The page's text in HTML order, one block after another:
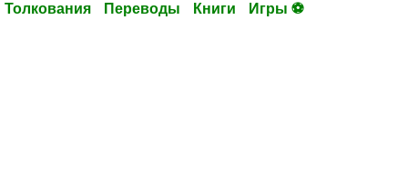
Толкования Переводы Книги Игры ⚽